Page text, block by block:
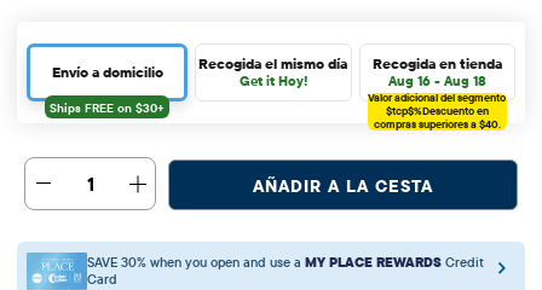
Envío a domicilio Recogida el mismo día
Get it Hoy!
Recogida en tienda
Aug 16 - Aug 18
Valor adicional del segmento
$tcp$%Descuento en
compras superiores a $40.
1 AÑADIR A LA CESTA
SAVE 30% when you open and use a MY PLACE REWARDS Credit
Card